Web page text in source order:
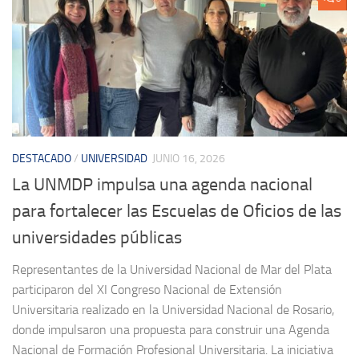
DESTACADO/ UNIVERSIDAD JUNIO 16, 2026
La UNMDP impulsa una agenda nacional
para fortalecer las Escuelas de Oficios de las
universidades públicas
Representantes de la Universidad Nacional de Mar del Plata
participaron del XI Congreso Nacional de Extensión
Universitaria realizado en la Universidad Nacional de Rosario,
donde impulsaron una propuesta para construir una Agenda
Nacional de Formación Profesional Universitaria. La iniciativa